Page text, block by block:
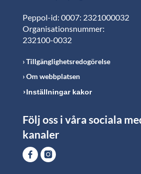
Peppol-id: 0007: 2321000032
Organisationsnummer:
232100-0032
Tillgänglighetsredogörelse
Om webbplatsen
Inställningar kakor
Följ oss i våra sociala
kanaler